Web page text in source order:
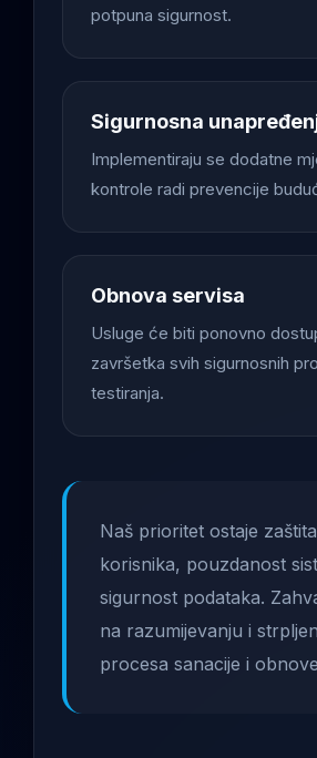
potpuna sigurnost.
Sigurnosna
Implementiraju se dodatne
kontrole radi prevencije
Obnova servisa
Usluge će biti ponovno
završetka svih sigurnosnih
testiranja.
Naš prioritet ostaje zaštita
korisnika, pouzdanost
sigurnost podataka.
na razumijevanju i
procesa sanacije i